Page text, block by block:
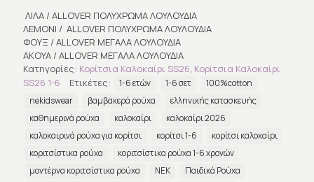
ΛΙΛΑ / ALLOVER ΠΟΛΥΧΡΩΜΑ ΛΟΥΛΟΥΔΙΑ
ΛΕΜΟΝΙ / ALLOVER ΠΟΛΥΧΡΩΜΑ ΛΟΥΛΟΥΔΙΑ
ΦΟΥΞ / ΑLLOVER ΜΕΓΑΛΑ ΛΟΥΛΟΥΔΙΑ
ΑΚΟΥΑ / ΑLLOVER ΜΕΓΑΛΑ ΛΟΥΛΟΥΔΙΑ
Κατηγορίες: Κορίτσια Καλοκαίρι SS26, Κορίτσια Καλοκαίρι
SS26 1-6
Ετικέτες: 1-6 ετών 1-6 σετ
100%cotton
nekidswear
βαμβακερά ρούχα
ελληνικής κατασκευής
καθημερινά ρούχα
καλοκαίρι
καλοκαίρι 2026
καλοκαιρινά ρούχα για κορίτσι
κορίτσι 1-6
κορίτσι καλοκαίρι
κοριτσίστικα ρούχα
κοριτσίστικα ρούχα 1-6 χρονών
μοντέρνα κοριτσίστικα ρούχα
ΝΕΚ
Παιδικά Ρούχα